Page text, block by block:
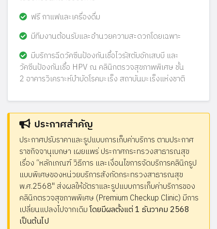
ฟรี กาแฟและเครื่องดื่ม
มีทีมงานต้อนรับและอำนวยความสะดวกโดยเฉพาะ
มีบริการฉีดวัคซีนป้องกันเชื้อไวรัสตับอักเสบบี และ
วัคซีนป้องกันเชื้อ HPV ณ คลินิกตรวจสุขภาพพิเศษ ชั้น
2 อาคารวิเคราะห์บำบัดโรคมะเร็ง สถาบันมะเร็งแห่งชาติ
ประกาศสำคัญ
ประกาศปรับราคาและรูปแบบการเก็บค่าบริการ ตามประกาศ
ราชกิจจานุเบกษา เผยแพร่ ประกาศกระทรวงสาธารณสุข
เรื่อง “หลักเกณฑ์ วิธีการ และเงื่อนไขการจัดบริการคลินิกรูป
แบบพิเศษของหน่วยบริการสังกัดกระทรวงสาธารณสุข
พ.ศ.2568" ส่งผลให้อัตราและรูปแบบการเก็บค่าบริการของ
คลินิกตรวจสุขภาพพิเศษ (Premium Checkup Clinic) มีการ
เปลี่ยนแปลงไปจากเดิมโดยมีผลตั้งแต่ 1 ธันวาคม 2568
เป็นต้นไป